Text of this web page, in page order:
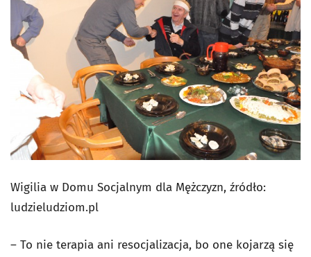
Wigilia w Domu Socjalnym dla Mężczyzn, źródło:
ludzieludziom.pl
– To nie terapia ani resocjalizacja, bo one kojarzą się